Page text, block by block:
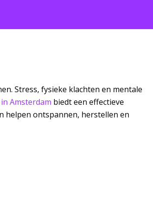
Stress, fysieke klachten en mentale
Amsterdam biedt een effectieve
helpen ontspannen, herstellen en